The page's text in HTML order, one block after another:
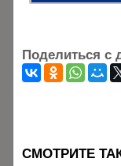
Поделиться с
CМОТРИТЕ